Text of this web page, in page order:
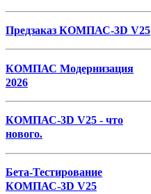
Предзаказ КОМПАС-3D V25
КОМПАС Модернизация
2026
КОМПАС-3D V25 - что
нового.
Бета-Тестирование
КОМПАС-3D V25